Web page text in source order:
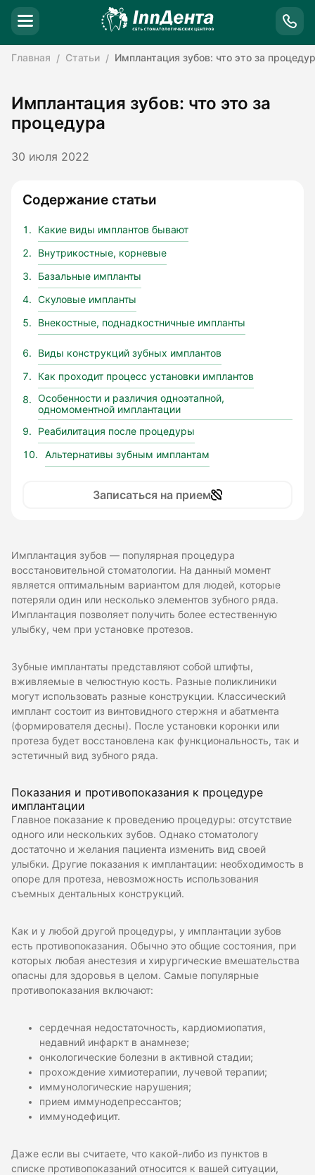
Главная Статьи Имплантация зубов: что это за
Имплантация зубов: что это за
процедура
30 июля 2022
Содержание статьи
Какие виды имплантов бывают
Внутрикостные, корневые
Базальные импланты
Скуловые импланты
Внекостные, поднадкостничные импланты
Виды конструкций зубных имплантов
Как проходит процесс установки имплантов
Особенности и различия одноэтапной,
одномоментной имплантации
Реабилитация после процедуры
Альтернативы зубным имплантам
Записаться на прием
Имплантация зубов — популярная процедура
восстановительной стоматологии. На данный момент
является оптимальным вариантом для людей, которые
потеряли один или несколько элементов зубного ряда.
Имплантация позволяет получить более естественную
улыбку, чем при установке протезов.
Зубные имплантаты представляют собой штифты,
вживляемые в челюстную кость. Разные поликлиники
могут использовать разные конструкции. Классический
имплант состоит из винтовидного стержня и абатмента
(формирователя десны). После установки коронки или
протеза будет восстановлена как функциональность, так и
эстетичный вид зубного ряда.
Показания и противопоказания к процедуре
имплантации
Главное показание к проведению процедуры: отсутствие
одного или нескольких зубов. Однако стоматологу
достаточно и желания пациента изменить вид своей
улыбки. Другие показания к имплантации: необходимость в
опоре для протеза, невозможность использования
съемных дентальных конструкций.
Как и у любой другой процедуры, у имплантации зубов
есть противопоказания. Обычно это общие состояния, при
которых любая анестезия и хирургические вмешательства
опасны для здоровья в целом. Самые популярные
противопоказания включают:
сердечная недостаточность, кардиомиопатия,
недавний инфаркт в анамнезе;
онкологические болезни в активной стадии;
прохождение химиотерапии, лучевой терапии;
иммунологические нарушения;
прием иммунодепрессантов;
иммунодефицит.
Даже если вы считаете, что какой-либо из пунктов в
списке противопоказаний относится к вашей ситуации,